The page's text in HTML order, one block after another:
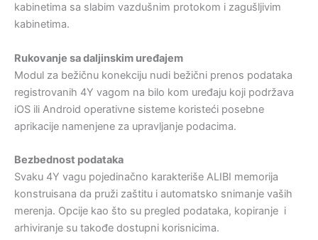
kabinetima sa slabim vazdušnim protokom i zagušljivim
kabinetima.
Rukovanje sa daljinskim uređajem
Modul za bežičnu konekciju nudi bežični prenos podataka
registrovanih 4Y vagom na bilo kom uređaju koji podržava
iOS ili Android operativne sisteme koristeći posebne
aprikacije namenjene za upravljanje podacima.
Bezbednost podataka
Svaku 4Y vagu pojedinačno karakteriše ALIBI memorija
konstruisana da pruži zaštitu i automatsko snimanje vaših
merenja. Opcije kao što su pregled podataka, kopiranje i
arhiviranje su takođe dostupni korisnicima.